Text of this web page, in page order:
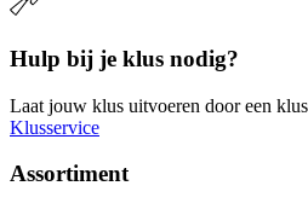
Hulp bij je klus nodig?
Laat jouw klus uitvoeren door een
Klusservice
Assortiment